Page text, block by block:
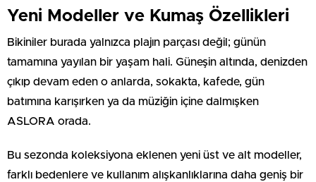
Yeni Modeller ve Kumaş Özellikleri
Bikiniler burada yalnızca plajın parçası değil; günün
tamamına yayılan bir yaşam hali. Güneşin altında, denizden
çıkıp devam eden o anlarda, sokakta, kafede, gün
batımına karışırken ya da müziğin içine dalmışken
ASLORA orada.
Bu sezonda koleksiyona eklenen yeni üst ve alt modeller,
farklı bedenlere ve kullanım alışkanlıklarına daha geniş bir